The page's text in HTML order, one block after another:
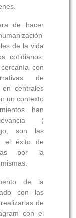
de hacer
de la vida
cotidianos,
con
de
en centrales
un contexto
han
(
son las
el éxito de
por la
de la
con las
de
con el